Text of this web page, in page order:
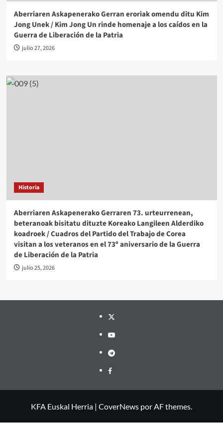
Aberriaren Askapenerako Gerran eroriak omendu ditu Kim
Jong Unek / Kim Jong Un rinde homenaje a los caídos en la
Guerra de Liberación de la Patria
julio 27, 2026
Historia
Aberriaren Askapenerako Gerraren 73. urteurrenean,
beteranoak bisitatu dituzte Koreako Langileen Alderdiko
koadroek / Cuadros del Partido del Trabajo de Corea
visitan a los veteranos en el 73º aniversario de la Guerra
de Liberación de la Patria
julio 25, 2026
Twitter
YouTube
Telegram
Facebook
KFA Euskal Herria | CoverNews por AF themes.